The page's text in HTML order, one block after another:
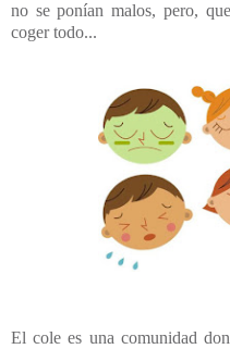
no se ponían malos, pero,
coger todo...
El cole es una comunidad